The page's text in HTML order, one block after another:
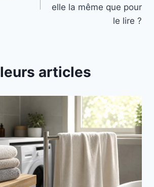
elle la même que pour
le lire ?
articles